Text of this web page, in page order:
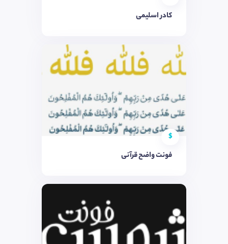
کادر اسلیمی
$
فونت واضح قرآنی